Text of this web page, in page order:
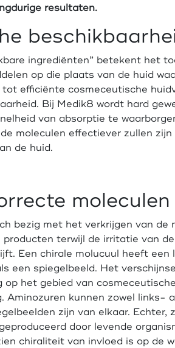
resultaten.
ingrediënten” betekent het
op die plaats van de huid
efficiënte cosmeceutische
Bij Medik8 wordt hard
van absorptie te
moleculen effectiever zullen
de huid.
moleculen
bezig met het verkrijgen van de
terwijl de irritatie van
Een chirale molucuul heeft een
een spiegelbeeld. Het
op het gebied van cosmeceutische
Aminozuren kunnen zowel links-
zijn van elkaar. Echter,
door levende
chiraliteit van invloed is op de